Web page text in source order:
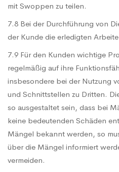
mit Swoppen zu teilen.
7.8 Bei der Durchführung von
der Kunde die erledigten
7.9 Für den Kunden wichtige
regelmäßig auf ihre
insbesondere bei der Nutzung
und Schnittstellen zu Dritten.
so ausgestaltet sein, dass bei
keine bedeutenden Schäden
Mängel bekannt werden, so
über die Mängel informiert
vermeiden.